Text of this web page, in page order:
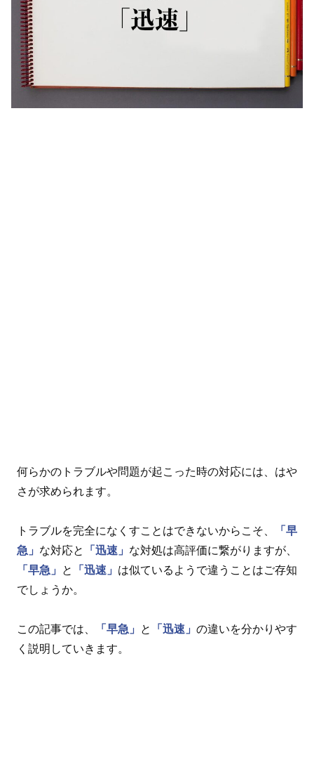
何らかのトラブルや問題が起こった時の対応には、はや
さが求められます。
トラブルを完全になくすことはできないからこそ、
「早
急」 な対応と 「迅速」 な対処は高評価に繋がりますが、
「早急」
と 「迅速」 は似ているようで違うことはご存知
でしょうか。
この記事では、 「早急」 と 「迅速」 の違いを分かりやす
く説明していきます。